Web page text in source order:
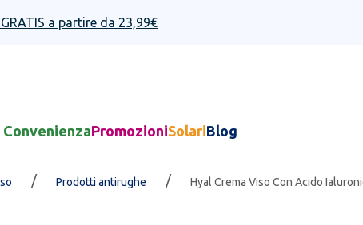
GRATIS a partire da 23,99€
PromozioniSolariBlog
/ Prodotti antirughe / Hyal Crema Viso Con Acido